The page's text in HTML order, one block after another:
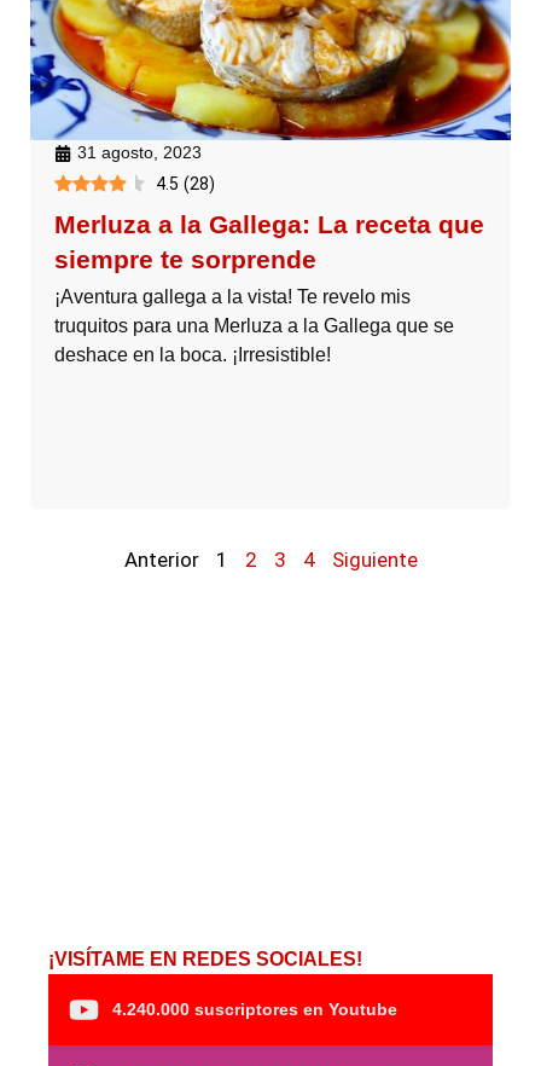
31 agosto, 2023
4.5 (28)
Merluza a la Gallega: La receta que
siempre te sorprende
¡Aventura gallega a la vista! Te revelo mis
truquitos para una Merluza a la Gallega que se
deshace en la boca. ¡Irresistible!
Anterior 1 2 3 4 Siguiente
¡VISÍTAME EN REDES SOCIALES!
4.240.000 suscriptores en Youtube